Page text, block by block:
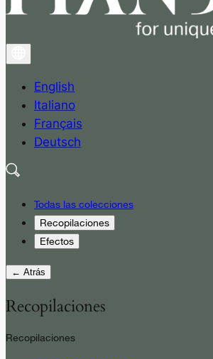
English
Italiano
Français
Deutsch
Todas las colecciones
Recopilaciones
Efectos
← Atrás
Recopilaciones
Recopilaciones